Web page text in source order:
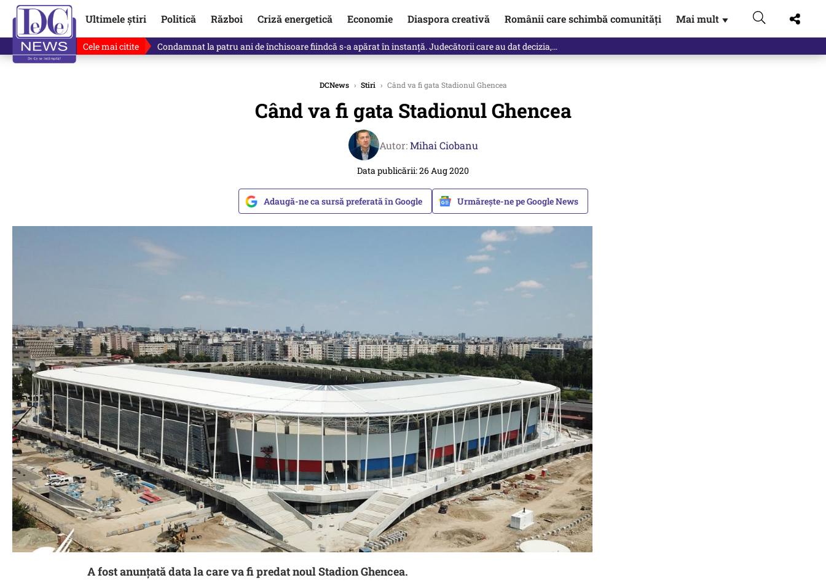
Ultimele știri Politică Război Criză energetică Economie Diaspora creativă Românii care schimbă comunități Mai mult ▼
Cele mai citite Singurul lucru care l-ar putea clinti pe Ilie Bolojan de la Palatul Victoria. Verdictul lui Bogdan Chirieac
DCNews › Stiri › Când va fi gata Stadionul Ghencea
Când va fi gata Stadionul Ghencea
Autor:Mihai Ciobanu
Data publicării: 26 Aug 2020
Adaugă-ne ca sursă preferată în Google Urmărește-ne pe Google News
A fost anunţată data la care va fi predat noul Stadion Ghencea.